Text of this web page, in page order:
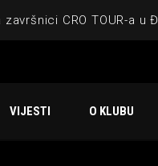
CRO TOUR-a u
ugostilo
VIJESTI O KLUBU